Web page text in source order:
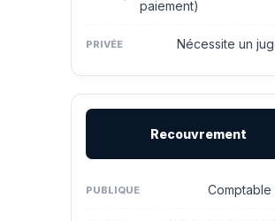
paiement)
Nécessite un
Recouvrement
Comptable